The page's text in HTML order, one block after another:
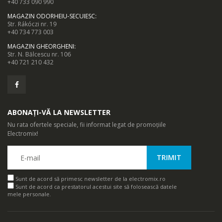
+40 733 090 990
MAGAZIN ODORHEIU-SECUIESC:
Str. Rákóczi nr. 19
+40 734 773 003
MAGAZIN GHEORGHENI:
Str. N. Bălcescu nr. 106
+40 721 210 432
ABONAȚI-VĂ LA NEWSLETTER
Nu rata ofertele speciale, fii informat legat de promoțiile
Electromix!
Sunt de acord să primesc newsletter de la electromix.ro
Sunt de acord ca prestatorul acestui site să folosească datele
mele personale.